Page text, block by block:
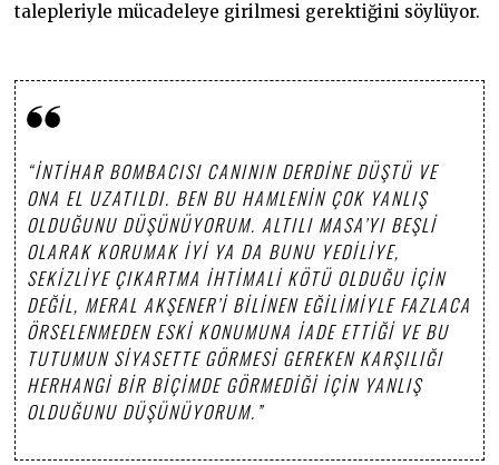
talepleriyle mücadeleye girilmesi gerektiğini söylüyor.
“İNTIHAR BOMBACISI CANININ DERDINE DÜŞTÜ VE
ONA EL UZATILDI. BEN BU HAMLENIN ÇOK YANLIŞ
OLDUĞUNU DÜŞÜNÜYORUM. ALTILI MASA’YI BEŞLI
OLARAK KORUMAK IYI YA DA BUNU YEDILIYE,
SEKIZLIYE ÇIKARTMA IHTIMALI KÖTÜ OLDUĞU IÇIN
DEĞIL, MERAL AKŞENER’I BILINEN EĞILIMIYLE FAZLACA
ÖRSELENMEDEN ESKI KONUMUNA IADE ETTIĞI VE BU
TUTUMUN SIYASETTE GÖRMESI GEREKEN KARŞILIĞI
HERHANGI BIR BIÇIMDE GÖRMEDIĞI IÇIN YANLIŞ
OLDUĞUNU DÜŞÜNÜYORUM.”